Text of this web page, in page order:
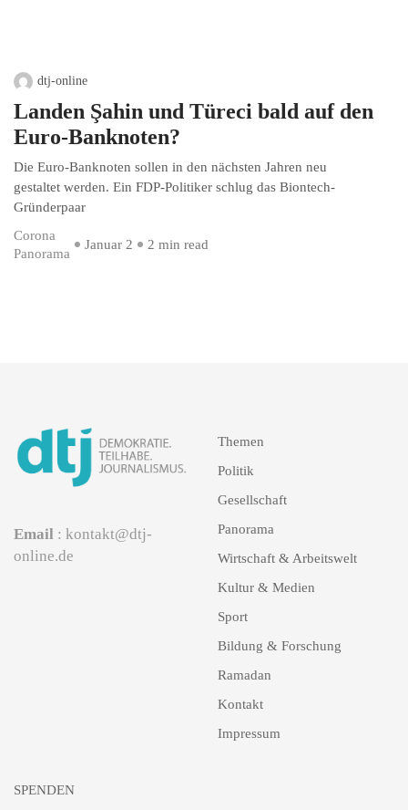
dtj-online
Landen Şahin und Türeci bald auf den
Euro-Banknoten?
Die Euro-Banknoten sollen in den nächsten Jahren neu
gestaltet werden. Ein FDP-Politiker schlug das Biontech-
Gründerpaar
Corona
Panorama
Januar 2 2 min read
Email : kontakt@dtj-
online.de
Themen
Politik
Gesellschaft
Panorama
Wirtschaft & Arbeitswelt
Kultur & Medien
Sport
Bildung & Forschung
Ramadan
Kontakt
Impressum
SPENDEN